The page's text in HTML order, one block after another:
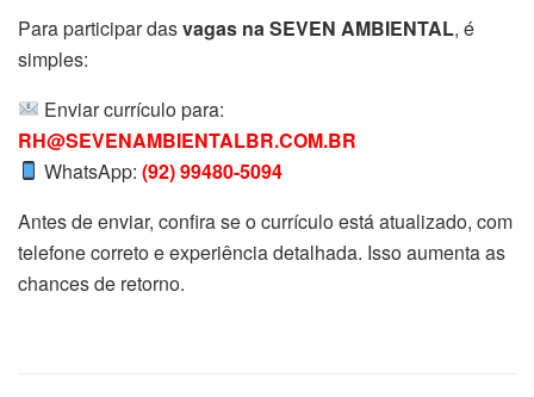
Para participar dasvagas na SEVEN AMBIENTAL, é
simples:
Enviar currículo para:
RH@SEVENAMBIENTALBR.COM.BR
WhatsApp:(92) 99480-5094
Antes de enviar, confira se o currículo está atualizado, com
telefone correto e experiência detalhada. Isso aumenta as
chances de retorno.